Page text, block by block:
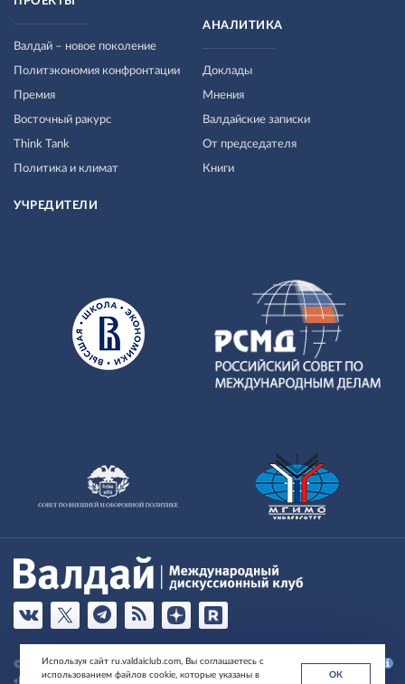
Используя сайт ru.valdaiclub.com, Вы соглашаетесь с
использованием файлов cookie, которые указаны в
ОК
Валдай – новое поколение
Политэкономия конфронтации
Премия
Восточный ракурс
Think Tank
Политика и климат
АНАЛИТИКА
Доклады
Мнения
Валдайские записки
От председателя
Книги
УЧРЕДИТЕЛИ
© Фонд развития и поддержки Международного дискуссионного клуба
«Валдай» , 2026